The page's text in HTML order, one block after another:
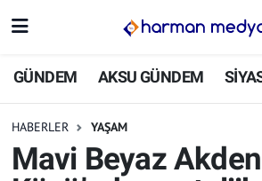
GÜNDEM AKSU GÜNDEM
HABERLER YAŞAM
Mavi Beyaz
GÜNDEM
SİYASET
İstanbul Nöbetçi Eczaneler
İstanbul Trafik Yoğunluk Haritası